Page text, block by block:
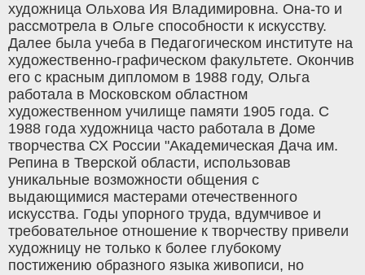
художница Ольхова Ия Владимировна. Она-то и
рассмотрела в Ольге способности к искусству.
Далее была учеба в Педагогическом институте на
художественно-графическом факультете. Окончив
его с красным дипломом в 1988 году, Ольга
работала в Московском областном
художественном училище памяти 1905 года. С
1988 года художница часто работала в Доме
творчества СХ России "Академическая Дача им.
Репина в Тверской области, использовав
уникальные возможности общения с
выдающимися мастерами отечественного
искусства. Годы упорного труда, вдумчивое и
требовательное отношение к творчеству привели
художницу не только к более глубокому
постижению образного языка живописи, но